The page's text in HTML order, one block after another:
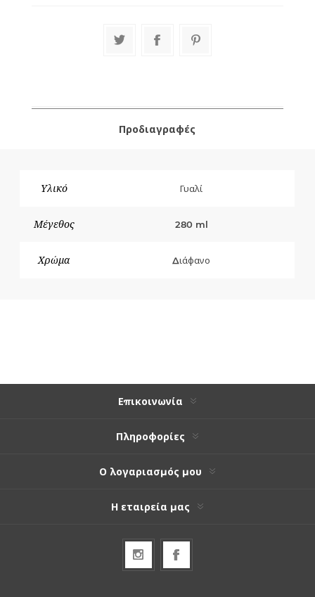
Προδιαγραφές
Υλικό Γυαλί
Μέγεθος 280 ml
Χρώμα Διάφανο
Επικοινωνία
Πληροφορίες
Ο λογαριασμός μου
Η εταιρεία μας